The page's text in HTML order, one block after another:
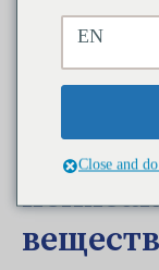
борьбе
EN
Close and